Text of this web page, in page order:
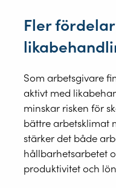
Fler
Som arbetsgivare
aktivt med
minskar risken för
bättre arbetsklimat
stärker det både
hållbarhetsarbetet
produktivitet och